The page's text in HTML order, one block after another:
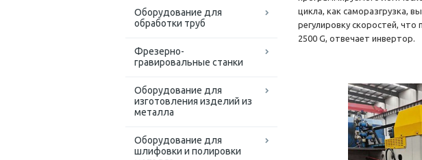
Оборудование для
обработки труб
Фрезерно-
гравировальные станки
Оборудование для
изготовления изделий из
металла
Оборудование для
шлифовки и полировки
цикла, как саморазгрузка,
регулировку скоростей,
2500 G, отвечает инвертор.